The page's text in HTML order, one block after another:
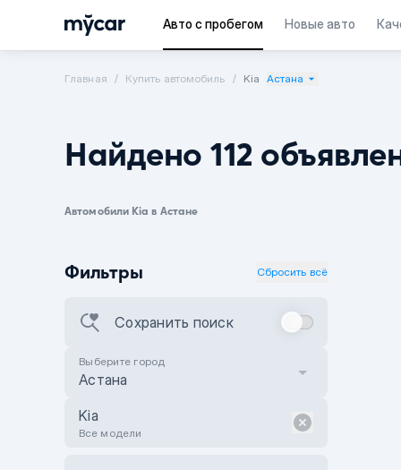
Авто с пробегом Новые авто
Главная Купить автомобиль Kia Астана
Найдено 112
Автомобили Kia в Астане
Фильтры Сбросить всё
Сохранить поиск
Выберите город
Астана
Kia
Все модели